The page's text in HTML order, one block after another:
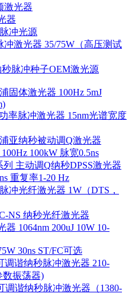
激光器
器
冲光源
冲激光器 35/75W（高压测试
秒脉冲种子OEM激光源
固体激光器 100Hz 5mJ
率脉冲激光器 15nm光谱宽度
亚纳秒被动调Q激光器
100kW 脉宽0.5ns
主动调Q纳秒DPSS激光器
重复率1-20 Hz
冲光纤激光器 1W（DTS，
NS 纳秒光纤激光器
1064nm 200uJ 10W 10-
30ns ST/FC可选
调谐纳秒脉冲激光器 210-
数振荡器)
调谐纳秒脉冲激光器（1380-